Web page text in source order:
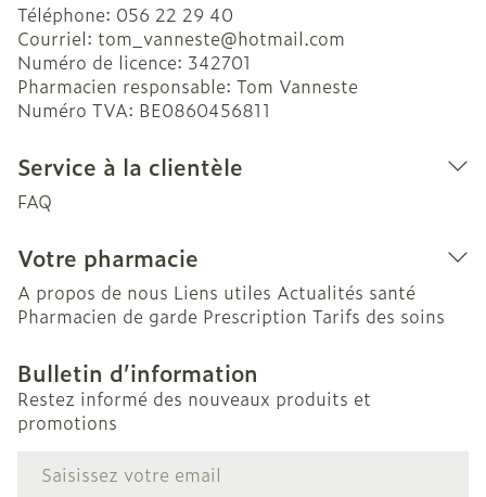
Téléphone: 056 22 29 40
Courriel: tom_vanneste@hotmail.com
Numéro de licence: 342701
Pharmacien responsable: Tom Vanneste
Numéro TVA: BE0860456811
Service à la clientèle
FAQ
Votre pharmacie
A propos de nous Liens utiles Actualités santé
Pharmacien de garde Prescription Tarifs des soins
Bulletin d’information
Restez informé des nouveaux produits et
promotions
Adresse mail